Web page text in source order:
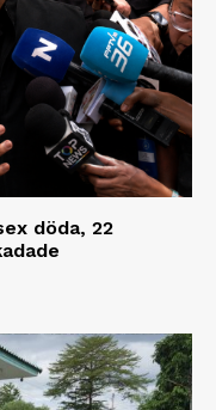
döda, 22